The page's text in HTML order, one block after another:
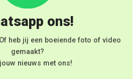
ons!
heb jij een boeiende foto of video
gemaakt?
nieuws met ons!